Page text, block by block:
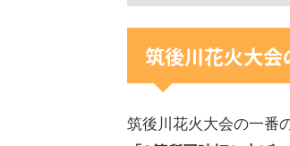
筑後川花火大
筑後川花火大会の一番